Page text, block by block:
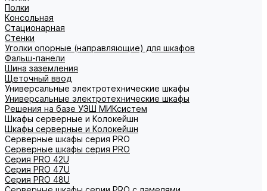
Полки
Консольная
Стационарная
Стенки
Уголки опорные (направляющие) для шкафов
Фальш-панели
Шина заземления
Щеточный ввод
Универсальные электротехнические шкафы
Универсальные электротехнические шкафы
Решения на базе УЭШ МИКсистем
Шкафы серверные и Колокейшн
Шкафы серверные и Колокейшн
Серверные шкафы серия PRO
Серверные шкафы серия PRO
Серия PRO 42U
Серия PRO 47U
Серия PRO 48U